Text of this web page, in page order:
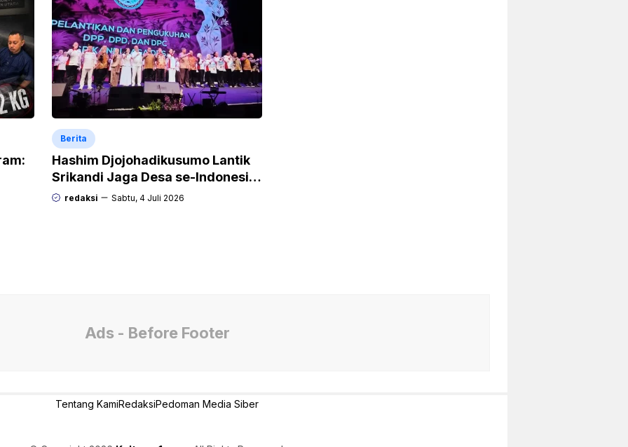
Berita
Hashim Djojohadikusumo Lantik
Srikandi Jaga Desa se-Indonesia,
Perempuan Siap Kawal Program
redaksi Sabtu, 4 Juli 2026
Ads - Before Footer
Tentang KamiRedaksiPedoman Media Siber